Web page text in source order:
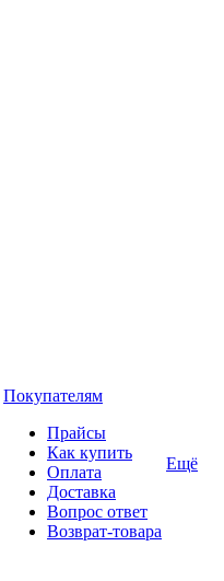
Покупателям
Прайсы
Как купить
Оплата
Доставка
Вопрос ответ
Возврат-товара
Ещё